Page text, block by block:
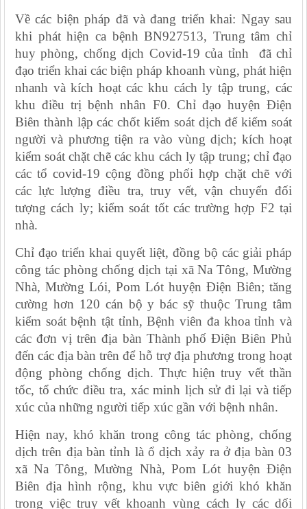
Về các biện pháp đã và đang triển khai: Ngay sau
khi phát hiện ca bệnh BN927513, Trung tâm chỉ
huy phòng, chống dịch Covid-19 của tỉnh đã chỉ
đạo triển khai các biện pháp khoanh vùng, phát hiện
nhanh và kích hoạt các khu cách ly tập trung, các
khu điều trị bệnh nhân F0. Chỉ đạo huyện Điện
Biên thành lập các chốt kiểm soát dịch để kiểm soát
người và phương tiện ra vào vùng dịch; kích hoạt
kiểm soát chặt chẽ các khu cách ly tập trung; chỉ đạo
các tổ covid-19 cộng đồng phối hợp chặt chẽ với
các lực lượng điều tra, truy vết, vận chuyển đối
tượng cách ly; kiểm soát tốt các trường hợp F2 tại
nhà.
Chỉ đạo triển khai quyết liệt, đồng bộ các giải pháp
công tác phòng chống dịch tại xã Na Tông, Mường
Nhà, Mường Lói, Pom Lót huyện Điện Biên; tăng
cường hơn 120 cán bộ y bác sỹ thuộc Trung tâm
kiểm soát bệnh tật tỉnh, Bệnh viên đa khoa tỉnh và
các đơn vị trên địa bàn Thành phố Điện Biên Phủ
đến các địa bàn trên để hỗ trợ địa phương trong hoạt
động phòng chống dịch. Thực hiện truy vết thần
tốc, tổ chức điều tra, xác minh lịch sử đi lại và tiếp
xúc của những người tiếp xúc gần với bệnh nhân.
Hiện nay, khó khăn trong công tác phòng, chống
dịch trên địa bàn tỉnh là ổ dịch xảy ra ở địa bàn 03
xã Na Tông, Mường Nhà, Pom Lót huyện Điện
Biên địa hình rộng, khu vực biên giới khó khăn
trong việc truy vết khoanh vùng cách ly các dối